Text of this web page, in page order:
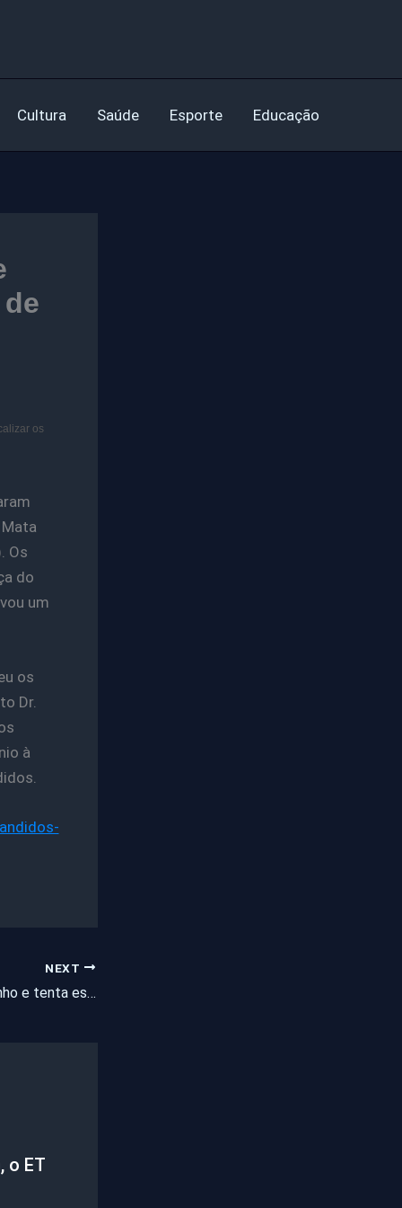
Cultura Saúde Esporte Educação
os
Os
do
um
os
Dr.
à
NEXT
Homem mata o vizinho e tenta esconder corpo em buraco
o ET